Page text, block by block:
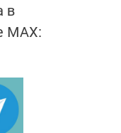
в
MАХ: